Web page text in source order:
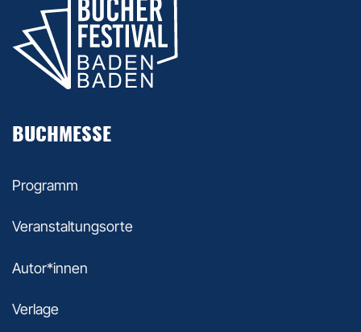
BUCHMESSE
Programm
Veranstaltungsorte
Autor*innen
Verlage